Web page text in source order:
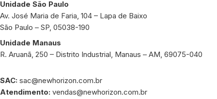
Unidade São Paulo
Av. José Maria de Faria, 104 – Lapa de Baixo
São Paulo – SP, 05038-190
Unidade Manaus
R. Aruanã, 250 – Distrito Industrial, Manaus – AM, 69075-040
SAC: sac@newhorizon.com.br
Atendimento: vendas@newhorizon.com.br